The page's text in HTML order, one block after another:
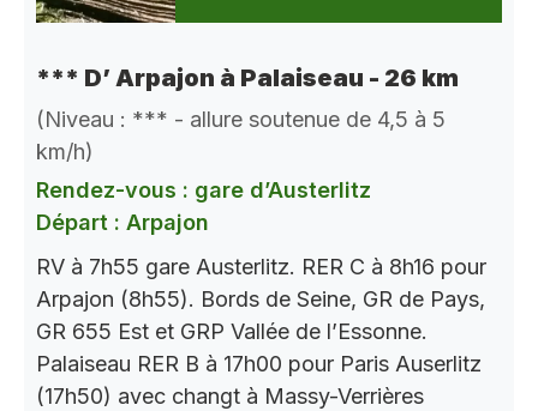
*** D’ Arpajon à Palaiseau - 26 km
(Niveau : *** - allure soutenue de 4,5 à 5
km/h)
Rendez-vous : gare d’Austerlitz
Départ : Arpajon
RV à 7h55 gare Austerlitz. RER C à 8h16 pour
Arpajon (8h55). Bords de Seine, GR de Pays,
GR 655 Est et GRP Vallée de l’Essonne.
Palaiseau RER B à 17h00 pour Paris Auserlitz
(17h50) avec changt à Massy-Verrières